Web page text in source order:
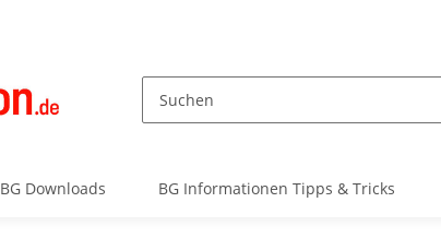
BG Downloads BG Informationen Tipps & Tricks